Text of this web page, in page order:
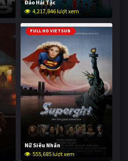
Đảo Hải Tặc
4,217,846 lượt xem
FULL HD VIETSUB
Nữ Siêu Nhân
555,685 lượt xem